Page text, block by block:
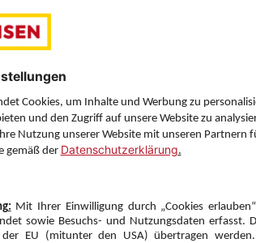
1 Stopp
Etihad Airways
Zimmer 1 (2 Erwachsene)
Zimmerpreis ab € 3.288,-